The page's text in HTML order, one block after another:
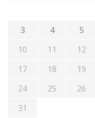
3
4 5
10
11 12
17
18 19
24
25 26
31